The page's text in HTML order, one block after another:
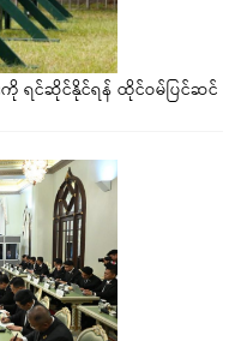
ကို ရင်ဆိုင်နိုင်ရန် ထိုင်ဝမ်ပြင်ဆင်